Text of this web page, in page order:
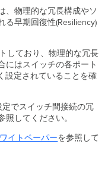
、物理的な冗長構成やソ
る早期回復性(Resiliency)
しており、物理的な冗長
にはスイッチの各ポート
設定されていることを確
定でスイッチ間接続の冗
照してください。
イトペーパーを参照して